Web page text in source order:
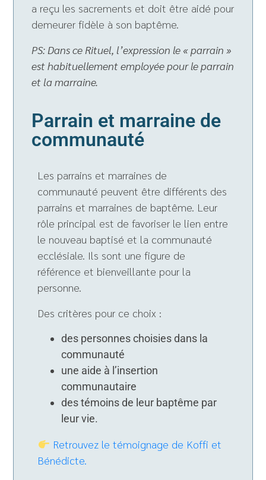
a reçu les sacrements et doit être aidé pour
demeurer fidèle à son baptême.
PS: Dans ce Rituel, l’expression le « parrain »
est habituellement employée pour le parrain
et la marraine.
Parrain et marraine de
communauté
Les parrains et marraines de
communauté peuvent être différents des
parrains et marraines de baptême. Leur
rôle principal est de favoriser le lien entre
le nouveau baptisé et la communauté
ecclésiale. Ils sont une figure de
référence et bienveillante pour la
personne.
Des critères pour ce choix :
des personnes choisies dans la
communauté
une aide à l’insertion
communautaire
des témoins de leur baptême par
leur vie.
Retrouvez le témoignage de Koffi et
Bénédicte.